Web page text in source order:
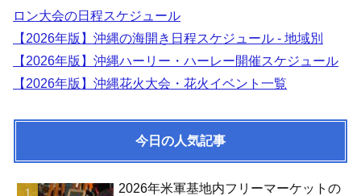
ロン大会の日程スケジュール
【2026年版】沖縄の海開き日程スケジュール - 地域別
【2026年版】沖縄ハーリー・ハーレー開催スケジュール
【2026年版】沖縄花火大会・花火イベント一覧
今日の人気記事
2026年米軍基地内フリーマーケットの